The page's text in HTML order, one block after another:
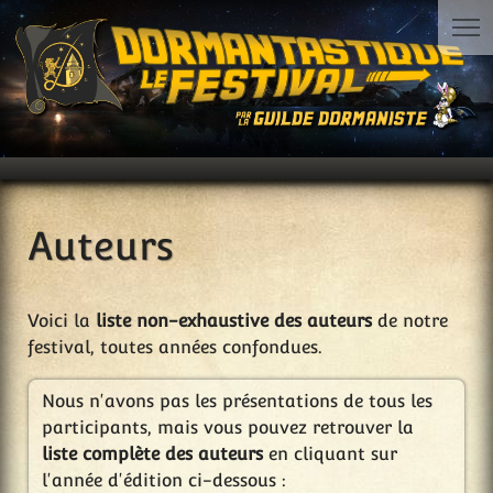
Auteurs
Voici la liste non-exhaustive des auteursde notre
festival, toutes années confondues.
Nous n'avons pas les présentations de tous les
participants, mais vous pouvez retrouver la
liste complète des auteursen cliquant sur
l'année d'édition ci-dessous :